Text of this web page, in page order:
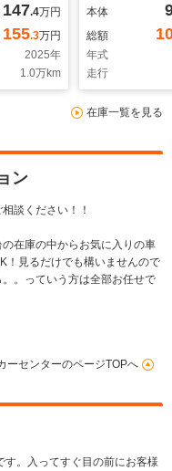
キー キ
ドリング
ンオーナ
147.4万円
155.3万円
2025年
1.0万km
オーナー
本体
総額
年式
走行
在庫一覧を見る
ン
談ください！！
在庫の中からお気に入りの車
！見るだけでも構いませんので
。っていう方は全部お任せで
ーセンターのページTOPへ
す。入ってすぐ目の前にお客様